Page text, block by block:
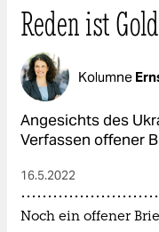
Reden ist Gold
Kolumne
Angesichts des
Verfassen offener
16.5.2022
Noch ein offener